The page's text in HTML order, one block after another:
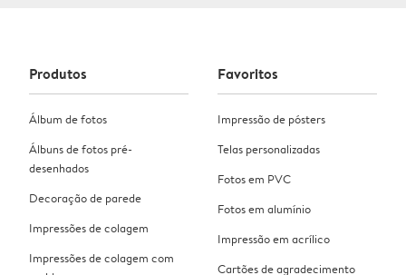
Produtos
Álbum de fotos
Álbuns de fotos pré-
desenhados
Decoração de parede
Impressões de colagem
Impressões de colagem com
Favoritos
Impressão de pósters
Telas personalizadas
Fotos em PVC
Fotos em alumínio
Impressão em acrílico
Cartões de agradecimento